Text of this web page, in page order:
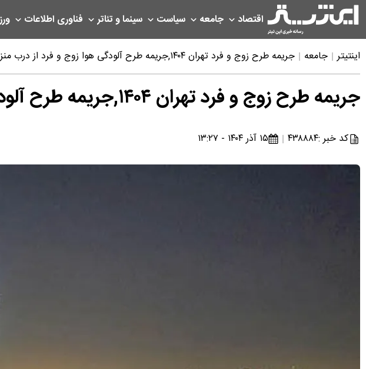
اقتصاد جامعه سیاست سینما و تئاتر فناوری اطلاعات
اینتیتر جامعه جریمه طرح زوج و فرد تهران ۱۴۰۴,جریمه طرح آلودگی هوا زوج و فرد از درب منزل چقدر است
جریمه طرح زوج و فرد تهران ۱۴۰۴,جریمه طرح آلودگی هوا زوج و فرد از درب منزل چقدر است
کد خبر :۴۳۸۸۸۴ ۱۵ آذر ۱۴۰۴ - ۱۳:۲۷